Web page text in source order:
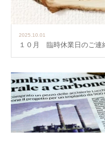
2025.10.01
１０月 臨時休業日のご連